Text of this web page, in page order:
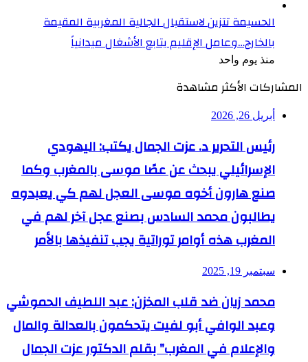
الحسيمة تتزين لاستقبال الجالية المغربية المقيمة
بالخارج…وعامل الإقليم يتابع الأشغال ميدانياً
منذ يوم واحد
المشاركات الأكثر مشاهدة
أبريل 26, 2026
رئيس التحرير د. عزت الجمال يكتب: اليهودي
الإسرائيلي يبحث عن عصًا موسى بالمغرب وكما
صنع هارون أخوه موسى العجل لهم كي يعبدوه
يطالبون محمد السادس بصنع عجل آخر لهم في
المغرب هذه أوامر توراتية يجب تنفيذها بالأمر
سبتمبر 19, 2025
محمد زيان ضد قلب المخزن: عبد اللطيف الحموشي
وعبد الوافي أبو لفيت يتحكمون بالعدالة والمال
والإعلام في المغرب” بقلم الدكتور عزت الجمال